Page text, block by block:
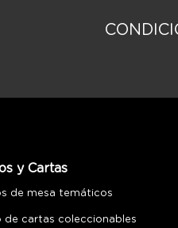
y Cartas
de mesa temáticos
de cartas coleccionables